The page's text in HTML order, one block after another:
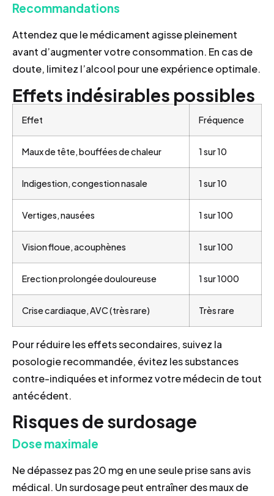
Recommandations
Attendez que le médicament agisse pleinement
avant d’augmenter votre consommation. En cas de
doute, limitez l’alcool pour une expérience optimale.
Effets indésirables possibles
Effet Fréquence
Maux de tête, bouffées de chaleur 1 sur 10
Indigestion, congestion nasale 1 sur 10
Vertiges, nausées 1 sur 100
Vision floue, acouphènes 1 sur 100
Erection prolongée douloureuse 1 sur 1000
Crise cardiaque, AVC (très rare) Très rare
Pour réduire les effets secondaires, suivez la
posologie recommandée, évitez les substances
contre-indiquées et informez votre médecin de tout
antécédent.
Risques de surdosage
Dose maximale
Ne dépassez pas 20 mg en une seule prise sans avis
médical. Un surdosage peut entraîner des maux de